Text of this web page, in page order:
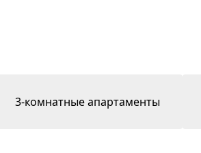
3-комнатные апартаменты